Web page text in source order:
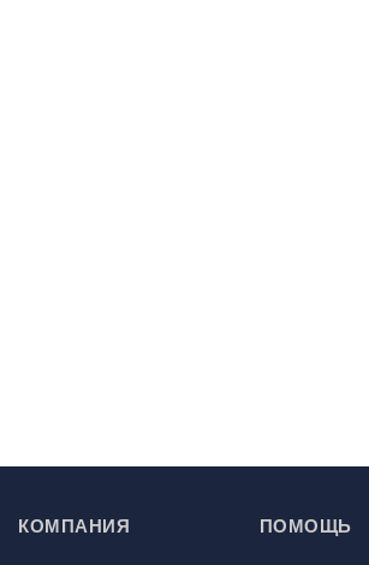
КОМПАНИЯ ПОМОЩЬ